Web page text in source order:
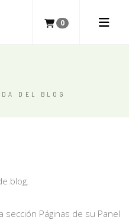
0
DEL BLOG
blog.
Páginas de su Panel